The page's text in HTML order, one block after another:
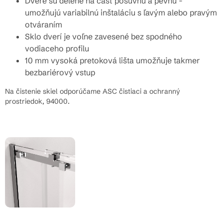
umožňujú variabilnú inštaláciu s ľavým alebo pravým
otváraním
Sklo dverí je voľne zavesené bez spodného
vodiaceho profilu
10 mm vysoká pretoková lišta umožňuje takmer
bezbariérový vstup
Na čistenie skiel odporúčame ASC čistiaci a ochranný
prostriedok, 94000.